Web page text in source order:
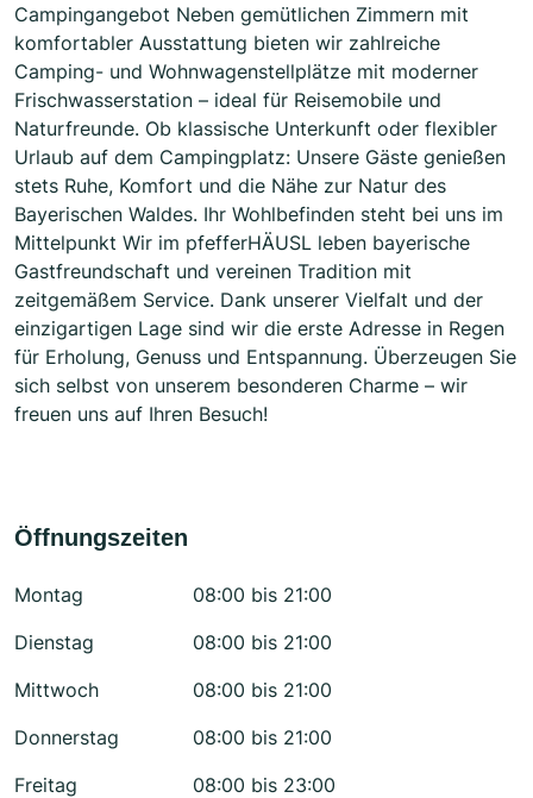
Campingangebot Neben gemütlichen Zimmern mit
komfortabler Ausstattung bieten wir zahlreiche
Camping- und Wohnwagenstellplätze mit moderner
Frischwasserstation – ideal für Reisemobile und
Naturfreunde. Ob klassische Unterkunft oder flexibler
Urlaub auf dem Campingplatz: Unsere Gäste genießen
stets Ruhe, Komfort und die Nähe zur Natur des
Bayerischen Waldes. Ihr Wohlbefinden steht bei uns im
Mittelpunkt Wir im pfefferHÄUSL leben bayerische
Gastfreundschaft und vereinen Tradition mit
zeitgemäßem Service. Dank unserer Vielfalt und der
einzigartigen Lage sind wir die erste Adresse in Regen
für Erholung, Genuss und Entspannung. Überzeugen Sie
sich selbst von unserem besonderen Charme – wir
freuen uns auf Ihren Besuch!
Öffnungszeiten
Montag
08:00 bis 21:00
Dienstag
08:00 bis 21:00
Mittwoch
08:00 bis 21:00
Donnerstag
08:00 bis 21:00
Freitag
08:00 bis 23:00